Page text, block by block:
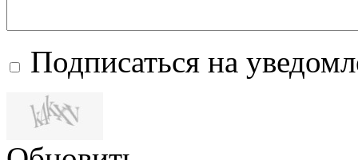
Подписаться на